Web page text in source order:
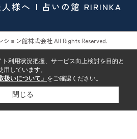
様へ 占いの館 RIRINKA
ョン館株式会社 All Rights Reserved.
利用状況把握、サービス向上検討を目的と
しています。
扱いについて」 をご確認ください。
閉じる